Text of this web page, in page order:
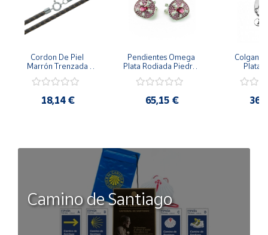
Cordon De Piel
Marrón Trenzada
Plata De 45Cm
18,14 €
Pendientes Omega
Plata Rodiada Piedras
65,15 €
Plata
Camino de Santiago